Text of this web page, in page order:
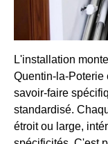
L'installation
Quentin-la-Poterie
savoir-faire
standardisé.
étroit ou large,